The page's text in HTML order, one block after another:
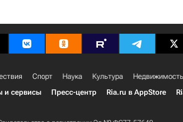
Спорт Наука Культура Недвижимость
и сервисы Пресс-центр Ria.ru в AppStore